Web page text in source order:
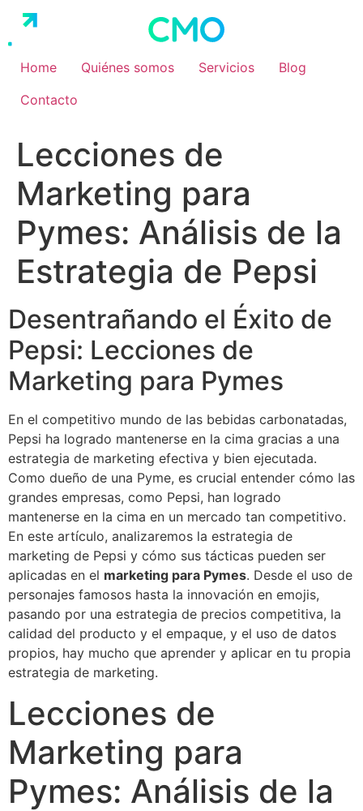
contenido
Home
Quiénes somos Servicios
Blog
Contacto
Lecciones de
Marketing para
Pymes: Análisis de la
Estrategia de Pepsi
Desentrañando el Éxito de
Pepsi: Lecciones de
Marketing para Pymes
En el competitivo mundo de las bebidas carbonatadas,
Pepsi ha logrado mantenerse en la cima gracias a una
estrategia de marketing efectiva y bien ejecutada.
Como dueño de una Pyme, es crucial entender cómo las
grandes empresas, como Pepsi, han logrado
mantenerse en la cima en un mercado tan competitivo.
En este artículo, analizaremos la estrategia de
marketing de Pepsi y cómo sus tácticas pueden ser
aplicadas en el marketing para Pymes. Desde el uso de
personajes famosos hasta la innovación en emojis,
pasando por una estrategia de precios competitiva, la
calidad del producto y el empaque, y el uso de datos
propios, hay mucho que aprender y aplicar en tu propia
estrategia de marketing.
Lecciones de
Marketing para
Pymes: Análisis de la